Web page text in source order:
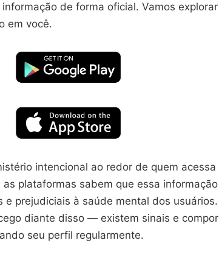
de forma oficial. Vamos
em você.
intencional ao redor de quem acessa
plataformas sabem que essa
prejudiciais à saúde mental dos
diante disso — existem sinais e
seu perfil regularmente.